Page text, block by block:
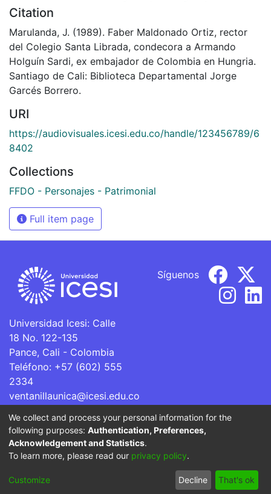
Citation
Marulanda, J. (1989). Faber Maldonado Ortiz, rector
del Colegio Santa Librada, condecora a Armando
Holguín Sardi, ex embajador de Colombia en Hungria.
Santiago de Cali: Biblioteca Departamental Jorge
Garcés Borrero.
URI
https://audiovisuales.icesi.edu.co/handle/123456789/6
8402
Collections
FFDO - Personajes - Patrimonial
Full item page
Universidad Icesi: Calle
18 No. 122-135
Pance, Cali - Colombia
Teléfono: +57 (602) 555
2334
ventanillaunica@icesi.edu.co
Síguenos
La Universidad Icesi es una Institución de Educación
Superior que se encuentra sujeta a inspección y vigilancia
por parte del Ministerio de Educación Nacional.
Cookie
End User
Agreement
Send
Feedback
We collect and process your personal information for the
following purposes: Authentication, Preferences,
Acknowledgement and Statistics.
To learn more, please read our privacy policy.
Customize Decline That's ok